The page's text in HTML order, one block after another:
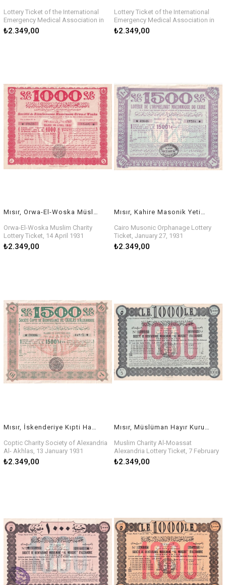
Lottery Ticket of the International
Emergency Medical Association in
Alexandria and Provinces, January 3,
1930
₺2.349,00
Lottery Ticket of the International
Emergency Medical Association in
Alexandria and Provinces, 1 May
1931
₺2.349,00
Orwa-El-Woska Muslim Charity
Lottery Ticket, 14 April 1931
₺2.349,00
Cairo Musonic Orphanage Lottery
Ticket, January 27, 1931
₺2.349,00
Mısır, İskenderiye Kıpti Hayır Derneği Al-Akhlas, 13 Ocak 1931
Coptic Charity Society of Alexandria
Al- Akhlas, 13 January 1931
₺2.349,00
Mısır, Müslüman Hayır Kurumu Al-Moassat İskenderiye Piyango Bileti, 7 Şubat 1930
Muslim Charity Al-Moassat
Alexandria Lottery Ticket, 7 February
1930
₺2.349,00